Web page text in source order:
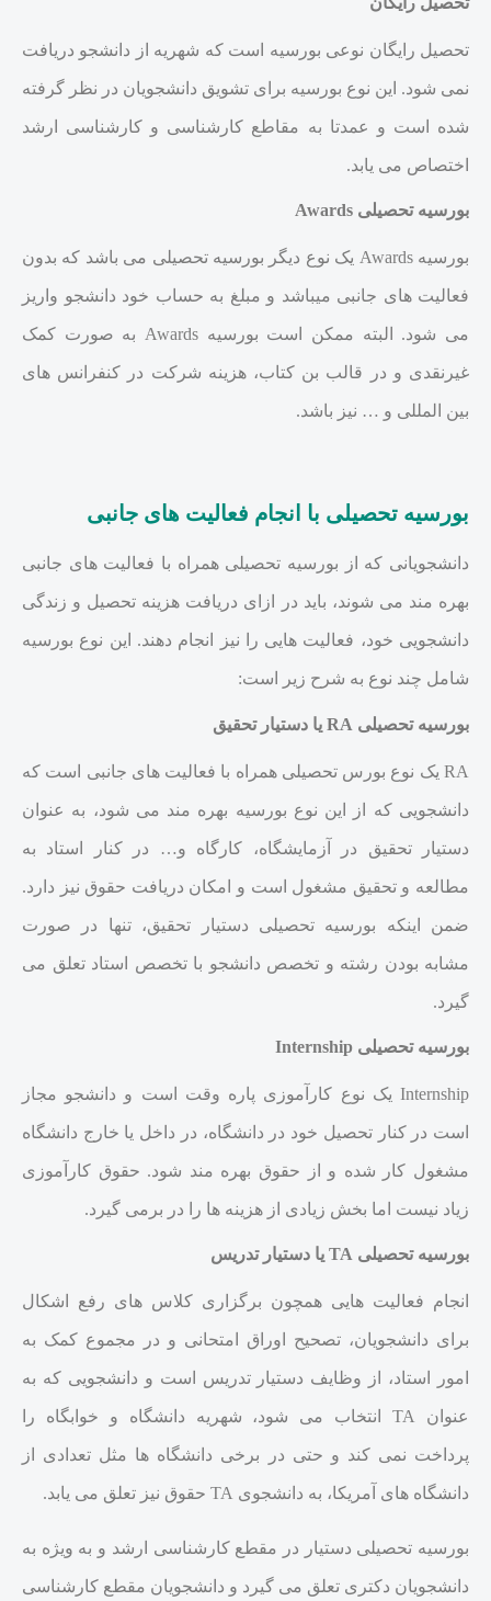
تحصیل رایگان نوعی بورسیه است که شهریه از دانشجو دریافت
نمی شود. این نوع بورسیه برای تشویق دانشجویان در نظر گرفته
شده است و عمدتا به مقاطع کارشناسی و کارشناسی ارشد
اختصاص می یابد.
بورسیه تحصیلی Awards
بورسیه Awards یک نوع دیگر بورسیه تحصیلی می باشد که بدون
فعالیت های جانبی میباشد و مبلغ به حساب خود دانشجو واریز
می شود. البته ممکن است بورسیه Awards به صورت کمک
غیرنقدی و در قالب بن کتاب، هزینه شرکت در کنفرانس های
بین المللی و … نیز باشد.
بورسیه تحصیلی با انجام فعالیت های جانبی
دانشجویانی که از بورسیه تحصیلی همراه با فعالیت های جانبی
بهره مند می شوند، باید در ازای دریافت هزینه تحصیل و زندگی
دانشجویی خود، فعالیت هایی را نیز انجام دهند. این نوع بورسیه
شامل چند نوع به شرح زیر است:
بورسیه تحصیلی RA یا دستیار تحقیق
RA یک نوع بورس تحصیلی همراه با فعالیت های جانبی است که
دانشجویی که از این نوع بورسیه بهره مند می شود، به عنوان
دستیار تحقیق در آزمایشگاه، کارگاه و… در کنار استاد به
مطالعه و تحقیق مشغول است و امکان دریافت حقوق نیز دارد.
ضمن اینکه بورسیه تحصیلی دستیار تحقیق، تنها در صورت
مشابه بودن رشته و تخصص دانشجو با تخصص استاد تعلق می
گیرد.
بورسیه تحصیلی Internship
Internship یک نوع کارآموزی پاره وقت است و دانشجو مجاز
است در کنار تحصیل خود در دانشگاه، در داخل یا خارج دانشگاه
مشغول کار شده و از حقوق بهره مند شود. حقوق کارآموزی
زیاد نیست اما بخش زیادی از هزینه ها را در برمی گیرد.
بورسیه تحصیلی TA یا دستیار تدریس
انجام فعالیت هایی همچون برگزاری کلاس های رفع اشکال
برای دانشجویان، تصحیح اوراق امتحانی و در مجموع کمک به
امور استاد، از وظایف دستیار تدریس است و دانشجویی که به
عنوان TA انتخاب می شود، شهریه دانشگاه و خوابگاه را
پرداخت نمی کند و حتی در برخی دانشگاه ها مثل تعدادی از
دانشگاه های آمریکا، به دانشجوی TA حقوق نیز تعلق می یابد.
بورسیه تحصیلی دستیار در مقطع کارشناسی ارشد و به ویژه به
دانشجویان دکتری تعلق می گیرد و دانشجویان مقطع کارشناسی